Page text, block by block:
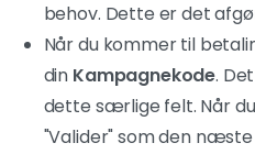
behov. Dette er det
Når du kommer til
din Kampagnekode.
dette særlige felt. Når
"Valider" som den næste